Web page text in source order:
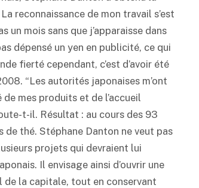
reconnaissance de mon travail s’est
un mois sans que j’apparaisse dans
dépensé un yen en publicité, ce qui
fierté cependant, c’est d’avoir été
“Les autorités japonaises m’ont
mes produits et de l’accueil
t-il. Résultat : au cours des 93
de thé. Stéphane Danton ne veut pas
projets qui devraient lui
Il envisage ainsi d’ouvrir une
de la capitale, tout en conservant